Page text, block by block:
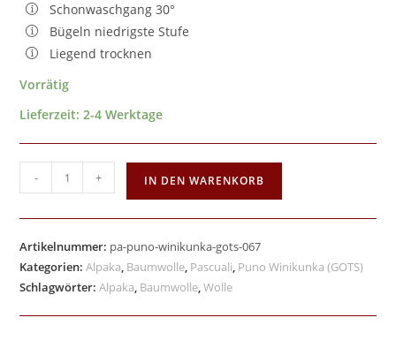
Schonwaschgang 30°
Bügeln niedrigste Stufe
Liegend trocknen
Vorrätig
Lieferzeit:2-4 Werktage
- + IN DEN WARENKORB
Artikelnummer: pa-puno-winikunka-gots-067
Kategorien:Alpaka, Baumwolle, Pascuali, Puno Winikunka (GOTS)
Schlagwörter:Alpaka, Baumwolle,Wolle